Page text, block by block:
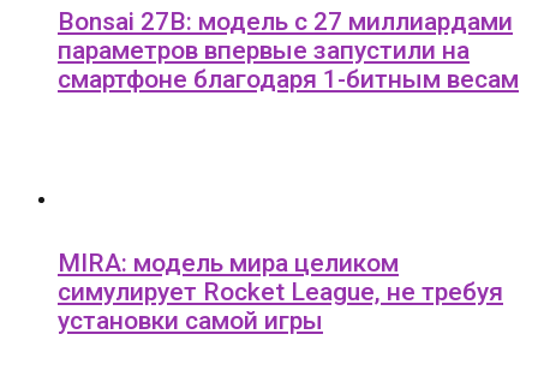
Bonsai 27B: модель с 27 миллиардами
параметров впервые запустили на
смартфоне благодаря 1-битным весам
MIRA: модель мира целиком
симулирует Rocket League, не требуя
установки самой игры